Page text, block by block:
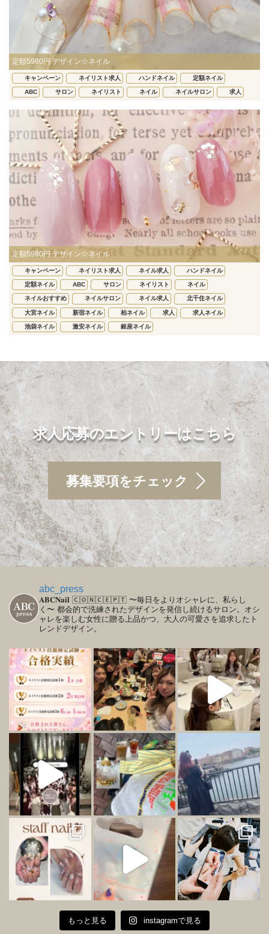
定額5980円 デザイン☆ネイル
キャンペーン ネイリスト求人 ハンドネイル 定額ネイル
ABC サロン ネイリスト ネイル ネイルサロン 求人
定額5980円 デザイン☆ネイル
キャンペーン ネイリスト求人 ネイル求人 ハンドネイル
定額ネイル ABC サロン ネイリスト ネイル
ネイルおすすめ ネイルサロン ネイル求人 北千住ネイル
大宮ネイル 新宿ネイル 柏ネイル 求人 求人ネイル
池袋ネイル 激安ネイル 銀座ネイル
求人応募のエントリーはこちら
募集要項をチェック
abc_press
𝐀𝐁𝐂𝐍𝐚𝐢𝐥 🄲🄾🄽🄲🄴🄿🅃 〜毎日をよりオシャレに、私らし
く〜 都会的で洗練されたデザインを発信し続けるサロン。オシ
ャレを楽しむ女性に贈る上品かつ、大人の可愛さを追求したト
レンドデザイン。
もっと見る instagramで見る